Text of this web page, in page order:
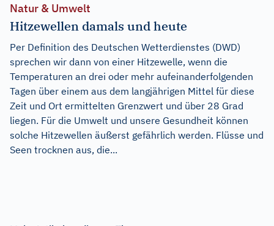
Natur & Umwelt
Hitzewellen damals und heute
Per Definition des Deutschen Wetterdienstes (DWD)
sprechen wir dann von einer Hitzewelle, wenn die
Temperaturen an drei oder mehr aufeinanderfolgenden
Tagen über einem aus dem langjährigen Mittel für diese
Zeit und Ort ermittelten Grenzwert und über 28 Grad
liegen. Für die Umwelt und unsere Gesundheit können
solche Hitzewellen äußerst gefährlich werden. Flüsse und
Seen trocknen aus, die...